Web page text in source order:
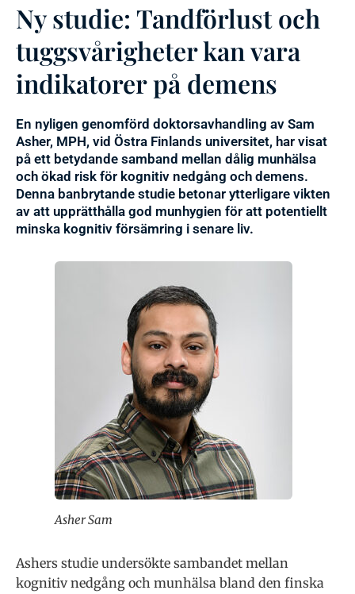
Ny studie: Tandförlust och
tuggsvårigheter kan vara
indikatorer på demens
En nyligen genomförd doktorsavhandling av Sam
Asher, MPH, vid Östra Finlands universitet, har visat
på ett betydande samband mellan dålig munhälsa
och ökad risk för kognitiv nedgång och demens.
Denna banbrytande studie betonar ytterligare vikten
av att upprätthålla god munhygien för att potentiellt
minska kognitiv försämring i senare liv.
Asher Sam
Ashers studie undersökte sambandet mellan
kognitiv nedgång och munhälsa bland den finska